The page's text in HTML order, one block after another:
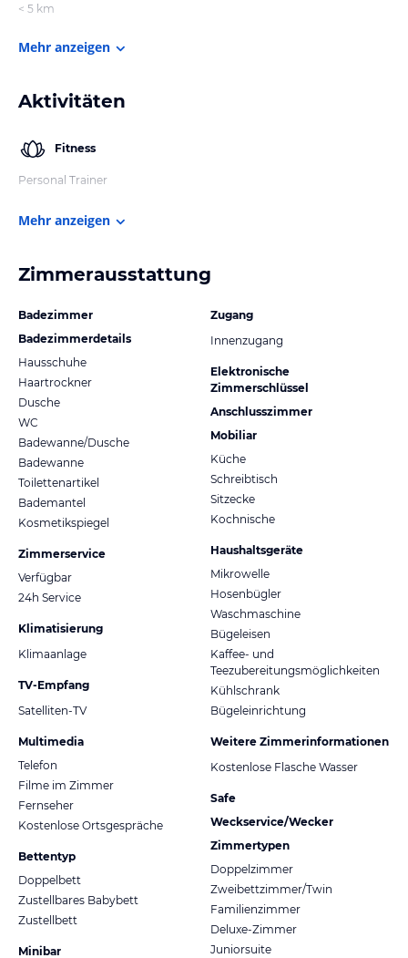
< 5 km
Mehr anzeigen
Aktivitäten
Fitness
Personal Trainer
Mehr anzeigen
Zimmerausstattung
Badezimmer
Badezimmerdetails
Hausschuhe
Haartrockner
Dusche
WC
Badewanne/Dusche
Badewanne
Toilettenartikel
Bademantel
Kosmetikspiegel
Zimmerservice
Verfügbar
24h Service
Klimatisierung
Klimaanlage
TV-Empfang
Satelliten-TV
Multimedia
Telefon
Filme im Zimmer
Fernseher
Kostenlose Ortsgespräche
Bettentyp
Doppelbett
Zustellbares Babybett
Zustellbett
Minibar
Zugang
Innenzugang
Elektronische
Zimmerschlüssel
Anschlusszimmer
Mobiliar
Küche
Schreibtisch
Sitzecke
Kochnische
Haushaltsgeräte
Mikrowelle
Hosenbügler
Waschmaschine
Bügeleisen
Kaffee- und
Teezubereitungsmöglichkeiten
Kühlschrank
Bügeleinrichtung
Weitere Zimmerinformationen
Kostenlose Flasche Wasser
Safe
Weckservice/Wecker
Zimmertypen
Doppelzimmer
Zweibettzimmer/Twin
Familienzimmer
Deluxe-Zimmer
Juniorsuite